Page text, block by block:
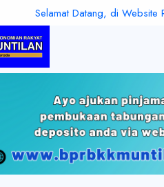
Selamat Datang, di Website Resmi